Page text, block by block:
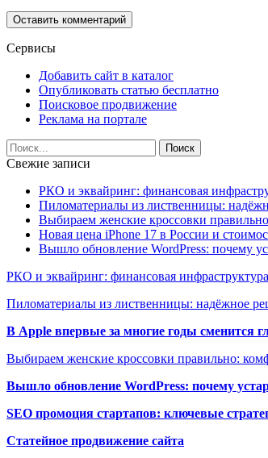
Сервисы
Добавить сайт в каталог
Опубликовать статью бесплатно
Поисковое продвижение
Реклама на портале
Свежие записи
РКО и эквайринг: финансовая
Пиломатериалы из лиственницы:
Выбираем женские кроссовки
Новая цена iPhone 17 в России и
Вышло обновление WordPress: почему
РКО и эквайринг: финансовая
Пиломатериалы из лиственницы: надёжное
В Apple впервые за многие годы сменится
Выбираем женские кроссовки правильно:
Вышло обновление WordPress: почему
SEO промоция стартапов: ключевые
Статейное продвижение сайта